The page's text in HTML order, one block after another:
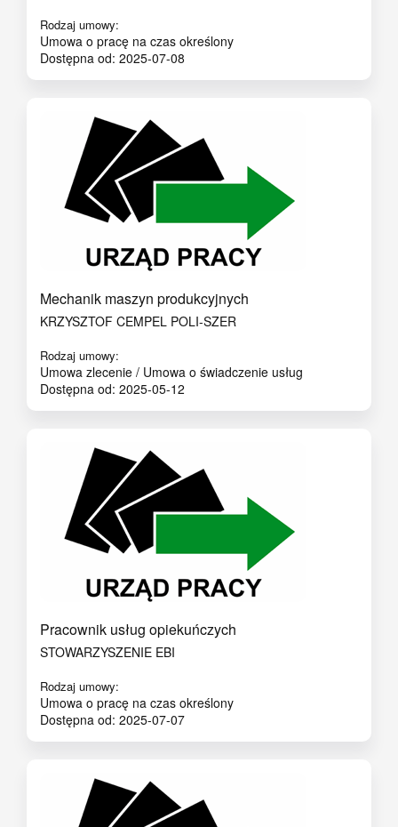
Rodzaj umowy:
Umowa o pracę na czas określony
Dostępna od: 2025-07-08
Mechanik maszyn produkcyjnych
KRZYSZTOF CEMPEL POLI-SZER
Rodzaj umowy:
Umowa zlecenie / Umowa o świadczenie usług
Dostępna od: 2025-05-12
Pracownik usług opiekuńczych
STOWARZYSZENIE EBI
Rodzaj umowy:
Umowa o pracę na czas określony
Dostępna od: 2025-07-07